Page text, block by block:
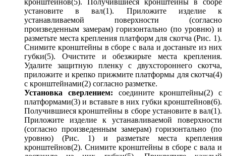
кронштейнов(5). Получившиеся кронштейны в сборе
установите в вал(1). Приложите изделие к
устанавливаемой поверхности (согласно
произведенным замерам) горизонтально (по уровню) и
разметьте места крепления платформ для скотча (Рис. 1).
Снимите кронштейны в сборе с вала и достаньте из них
губки(5). Очистите и обезжирьте места крепления.
Удалите защитную пленку с двухстороннего скотча,
приложите и крепко прижмите платформы для скотча(4)
с кронштейнами(2) согласно разметке.
Установка сверлением: соедините кронштейны(2) с
платформами(3) и вставьте в них губки кронштейнов(6).
Получившиеся кронштейны в сборе установите в вал(1).
Приложите изделие к устанавливаемой поверхности
(согласно произведенным замерам) горизонтально (по
уровню) (Рис. 1) и разметьте места крепления
кронштейнов(2). Снимите кронштейны в сборе с вала и